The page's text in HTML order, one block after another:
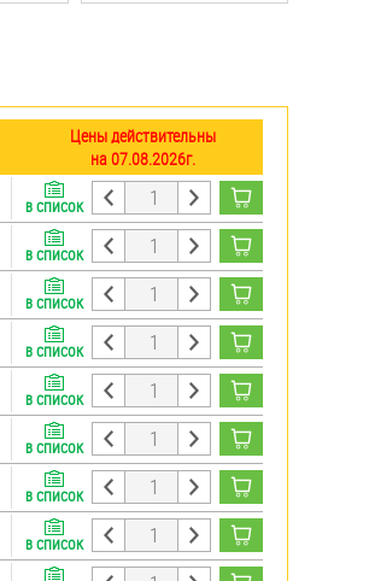
Цены действительны
на 07.08.2026г.
В СПИСОК
В СПИСОК
В СПИСОК
В СПИСОК
В СПИСОК
В СПИСОК
В СПИСОК
В СПИСОК